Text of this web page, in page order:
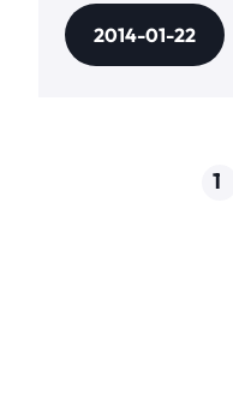
2014-01-22
1